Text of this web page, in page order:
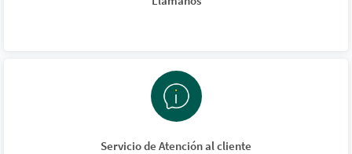
Servicio de Atención al cliente